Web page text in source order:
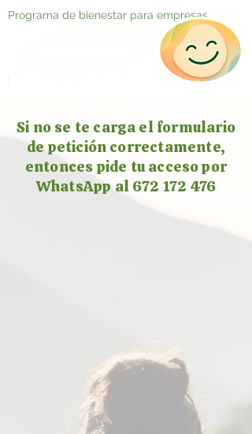
Programa de bienestar para empresas
Si no se te carga el formulario
de petición correctamente,
entonces pide tu acceso por
WhatsApp al 672 172 476